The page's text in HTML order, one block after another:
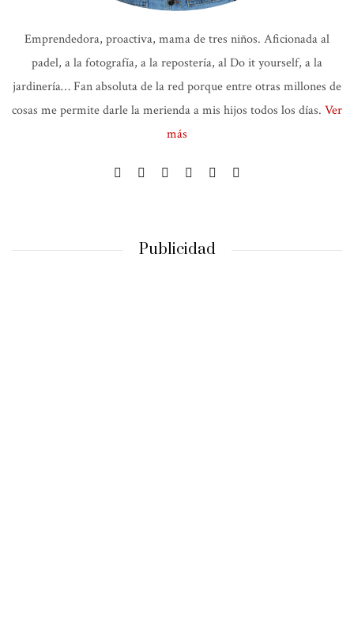
Emprendedora, proactiva, mama de tres niños. Aficionada al
padel, a la fotografía, a la repostería, al Do it yourself, a la
jardinería… Fan absoluta de la red porque entre otras millones de
cosas me permite darle la merienda a mis hijos todos los días. Ver
más
Publicidad